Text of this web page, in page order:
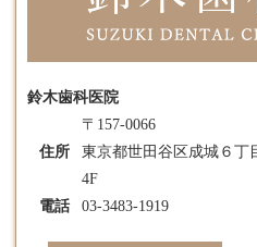
鈴木歯科医院
住所
〒157-0066
東京都世田谷区成城６丁
4F
電話
03-3483-1919